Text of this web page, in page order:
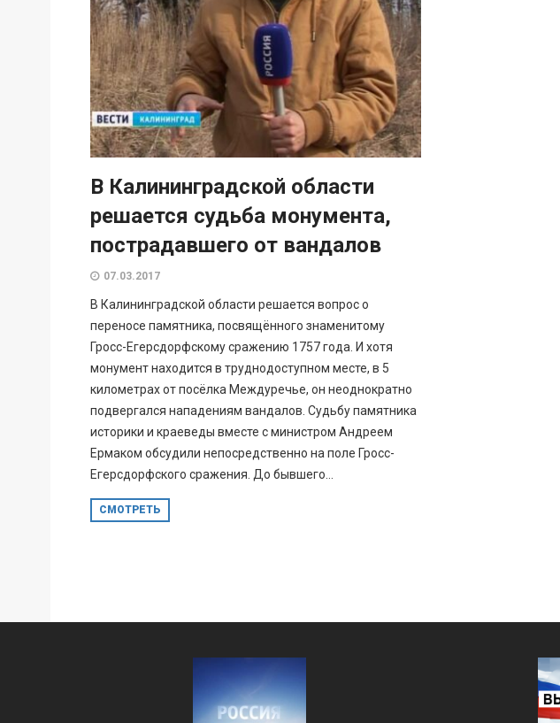
В Калининградской области
решается судьба монумента,
пострадавшего от вандалов
07.03.2017
В Калининградской области решается вопрос о
переносе памятника, посвящённого знаменитому
Гросс-Егерсдорфскому сражению 1757 года. И хотя
монумент находится в труднодоступном месте, в 5
километрах от посёлка Междуречье, он неоднократно
подвергался нападениям вандалов. Судьбу памятника
историки и краеведы вместе с министром Андреем
Ермаком обсудили непосредственно на поле Гросс-
Егерсдорфского сражения. До бывшего...
СМОТРЕТЬ